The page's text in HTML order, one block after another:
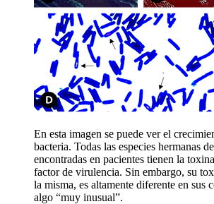
En esta imagen se puede ver el
bacteria. Todas las especies hermanas de
encontradas en pacientes tienen la
factor de virulencia. Sin embargo, su
la misma, es altamente diferente en sus
algo “muy inusual”.